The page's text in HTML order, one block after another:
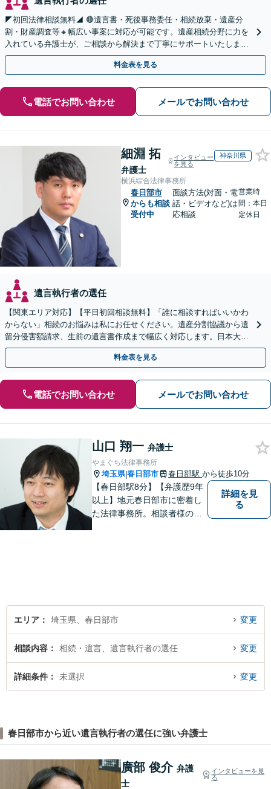
◤初回法律相談無料◢ 🔴遺言書・死後事務委任・相続放棄・遺産分
割・財産調査等🔸幅広い事案に対応が可能です。遺産相続分野に力を
入れている弁護士が、ご相談から解決まで丁寧にサポートいたしま
す。まずはじっくりとお話ししてください。
料金表を見る
電話でお問い合わせ メールでお問い合わせ
細淵 拓
弁護士
インタビュー
を見る
神奈川県
横浜綜合法律事務所
春日部市
からも相談
受付中
面談方法(対面・電
話・ビデオなど)は
応相談
営業時
間：本日
定休日
遺言執行者の選任
【関東エリア対応】【平日初回相談無料】「誰に相談すればいいかわ
からない」相続のお悩みは私にお任せください。遺産分割協議から遺
留分侵害額請求、生前の遺言書作成まで幅広く対応します。日本大通
り駅直結でアクセス良好。
料金表を見る
電話でお問い合わせ メールでお問い合わせ
山口 翔一 弁護士
やまぐち法律事務所
埼玉県|春日部市 春日部駅 から徒歩10分
【春日部駅8分】【弁護歴9年
以上】地元春日部市に密着し
た法律事務所。相談者様のお
詳細を見
る
エリア 埼玉県、春日部市 変更
相談内容 相続・遺言、遺言執行者の選任 変更
詳細条件 未選択 変更
春日部市から近い遺言執行者の選任に強い弁護士
廣部 俊介 弁護
士
インタビューを見
る